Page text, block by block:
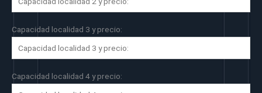
Capacidad localidad 3 y precio:
Capacidad localidad 4 y precio: